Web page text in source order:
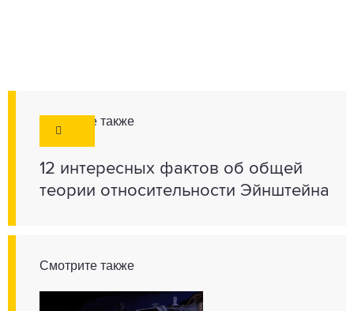
Смотрите также
12 интересных фактов об общей
теории относительности Эйнштейна
Смотрите также